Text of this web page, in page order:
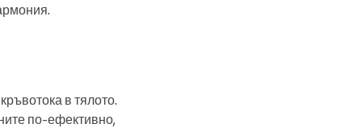
в тялото.
по-ефективно,